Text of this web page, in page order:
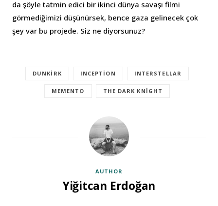
da şöyle tatmin edici bir ikinci dünya savaşı filmi
görmediğimizi düşünürsek, bence gaza gelinecek çok
şey var bu projede. Siz ne diyorsunuz?
DUNKIRK INCEPTION INTERSTELLAR
MEMENTO THE DARK KNIGHT
AUTHOR
Yiğitcan Erdoğan